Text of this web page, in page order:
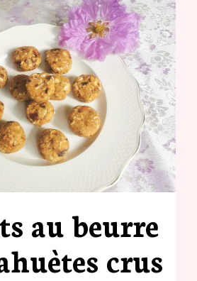
au beurre
crus